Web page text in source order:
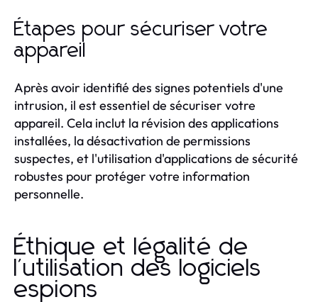
Étapes pour sécuriser votre
appareil
Après avoir identifié des signes potentiels d'une
intrusion, il est essentiel de sécuriser votre
appareil. Cela inclut la révision des applications
installées, la désactivation de permissions
suspectes, et l'utilisation d'applications de sécurité
robustes pour protéger votre information
personnelle.
Éthique et légalité de
l'utilisation des logiciels
espions